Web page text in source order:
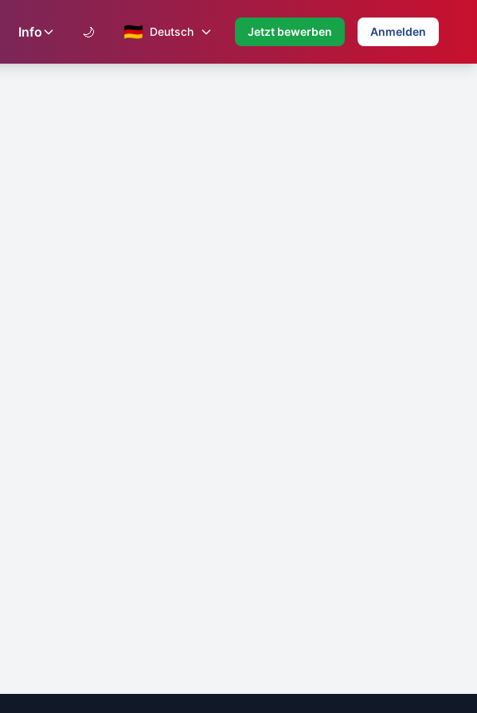
Info 🌙 🇩🇪 Deutsch Jetzt bewerben Anmelden